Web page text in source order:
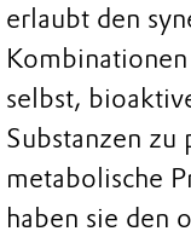
erlaubt den
selbst,
Substanzen
metabolische
haben sie den